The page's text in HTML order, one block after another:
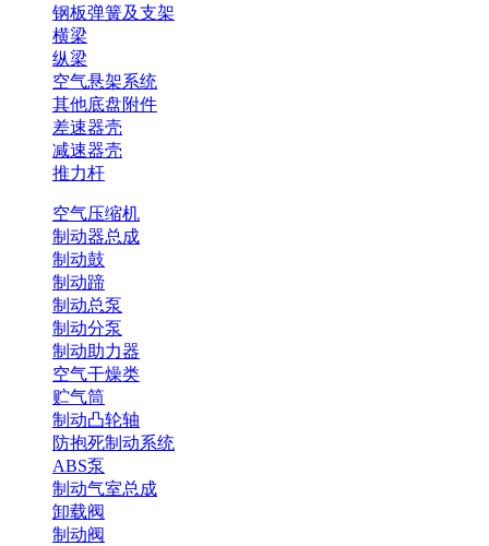
钢板弹簧及支架
横梁
纵梁
空气悬架系统
其他底盘附件
差速器壳
减速器壳
推力杆
空气压缩机
制动器总成
制动鼓
制动蹄
制动总泵
制动分泵
制动助力器
空气干燥类
贮气筒
制动凸轮轴
防抱死制动系统
ABS泵
制动气室总成
卸载阀
制动阀